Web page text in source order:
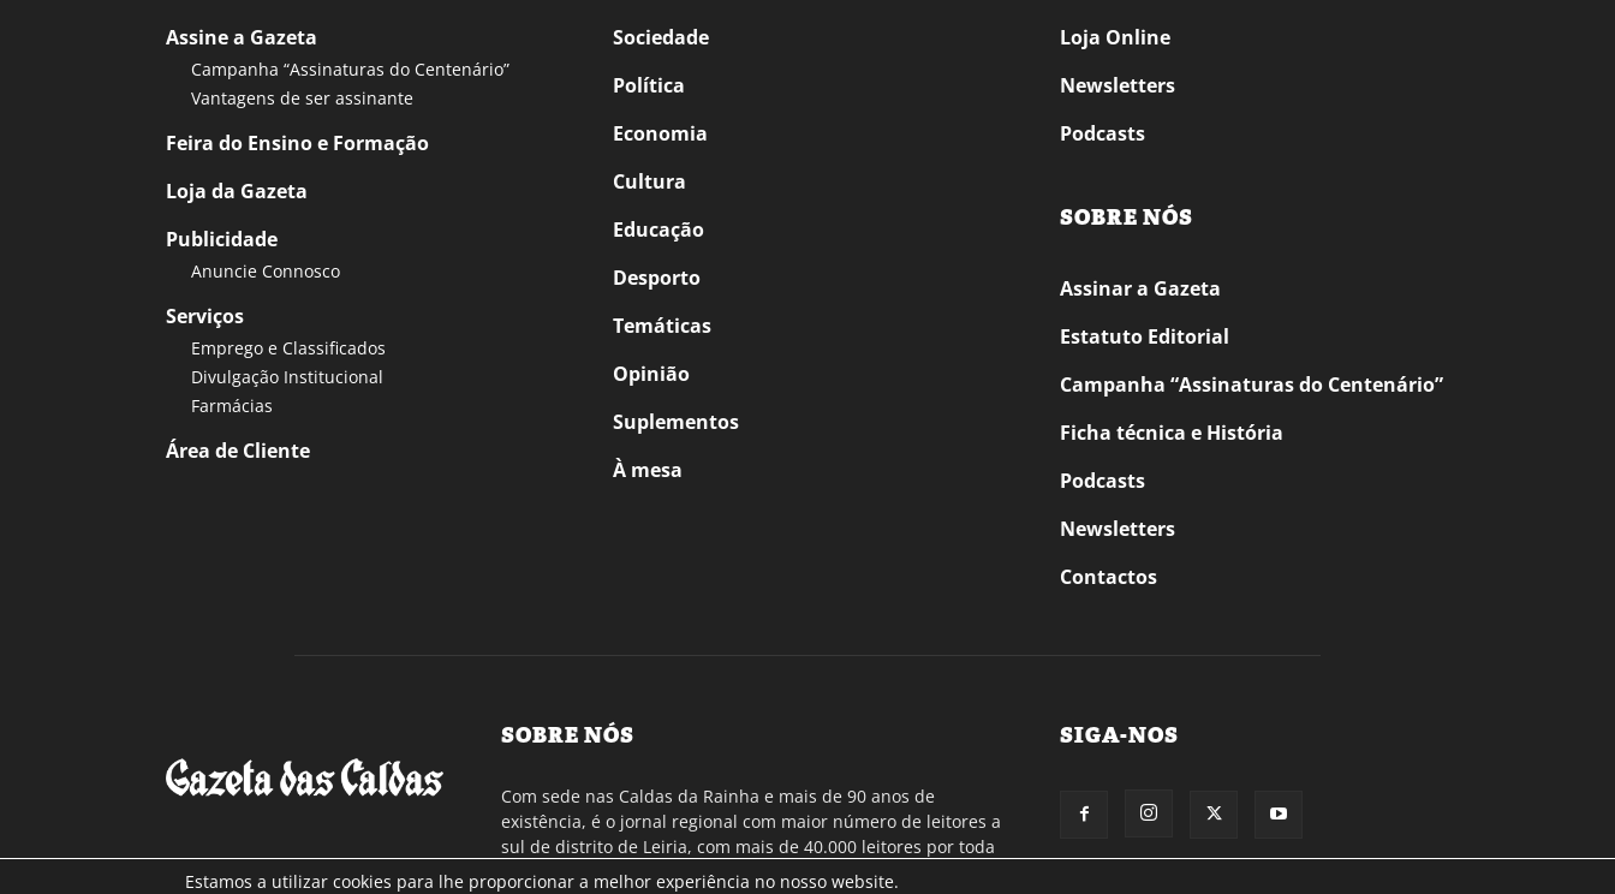
Assine a Gazeta
Campanha “Assinaturas do Centenário”
Vantagens de ser assinante
Feira do Ensino e Formação
Loja da Gazeta
Publicidade
Anuncie Connosco
Serviços
Emprego e Classificados
Divulgação Institucional
Farmácias
Área de Cliente
Sociedade
Política
Economia
Cultura
Educação
Desporto
Temáticas
Opinião
Suplementos
À mesa
Loja Online
Newsletters
Podcasts
SOBRE NÓS
Assinar a Gazeta
Estatuto Editorial
Campanha “Assinaturas do Centenário”
Ficha técnica e História
Podcasts
Newsletters
Contactos
SOBRE NÓS
Com sede nas Caldas da Rainha e mais de 90 anos de
existência, é o jornal regional com maior número de leitores a
sul de distrito de Leiria, com mais de 40.000 leitores por toda
a região Oeste. Jornal com distribuição em Portugal
SIGA-NOS
Estamos a utilizar cookies para lhe proporcionar a melhor experiência no nosso website.